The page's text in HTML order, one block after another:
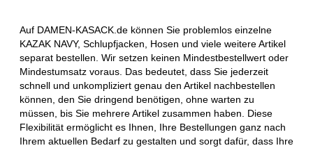
Auf DAMEN-KASACK.de können Sie problemlos einzelne
KAZAK NAVY, Schlupfjacken, Hosen und viele weitere Artikel
separat bestellen. Wir setzen keinen Mindestbestellwert oder
Mindestumsatz voraus. Das bedeutet, dass Sie jederzeit
schnell und unkompliziert genau den Artikel nachbestellen
können, den Sie dringend benötigen, ohne warten zu
müssen, bis Sie mehrere Artikel zusammen haben. Diese
Flexibilität ermöglicht es Ihnen, Ihre Bestellungen ganz nach
Ihrem aktuellen Bedarf zu gestalten und sorgt dafür, dass Ihre